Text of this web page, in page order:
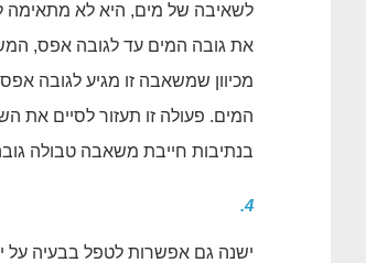
לשאיבה של מים, היא לא מתאימה
את גובה המים עד לגובה אפס,
המים. פעולה זו תעזור לסיים את
בנתיבות חייבת משאבה טבולה
4.
ישנה גם אפשרות לטפל בבעיה על